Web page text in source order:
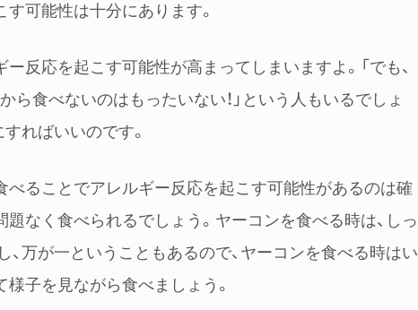
可能性は十分にあります。
反応を起こす可能性が高まってしまいますよ。「でも、
食べないのはもったいない！」という人もいるでしょ
ればいいのです。
べることでアレルギー反応を起こす可能性があるのは確
なく食べられるでしょう。ヤーコンを食べる時は、しっ
万が一ということもあるので、ヤーコンを食べる時はい
子を見ながら食べましょう。